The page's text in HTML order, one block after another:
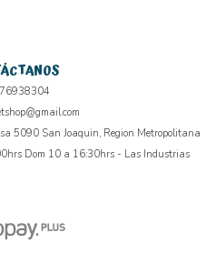
5090 San Joaquin, Region Metropolitana
Dom 10 a 16:30hrs - Las Industrias